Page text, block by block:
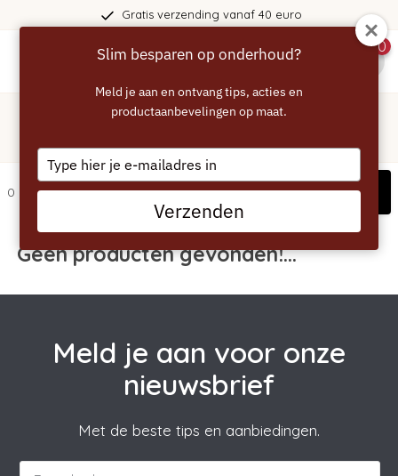
Gratis verzending vanaf 40 euro
0
/melitta
0 artikelen Filters
Geen producten gevonden!...
Meld je aan voor onze
nieuwsbrief
Met de beste tips en aanbiedingen.
Slim besparen op onderhoud?
Meld je aan en ontvang tips, acties en
productaanbevelingen op maat.
Type
your
email
Verzenden